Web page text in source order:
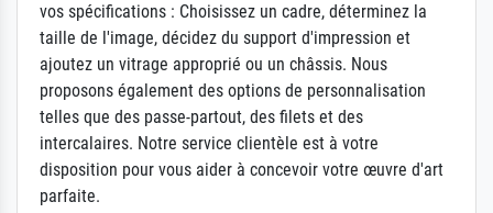
vos spécifications : Choisissez un cadre, déterminez la
taille de l'image, décidez du support d'impression et
ajoutez un vitrage approprié ou un châssis. Nous
proposons également des options de personnalisation
telles que des passe-partout, des filets et des
intercalaires. Notre service clientèle est à votre
disposition pour vous aider à concevoir votre œuvre d'art
parfaite.